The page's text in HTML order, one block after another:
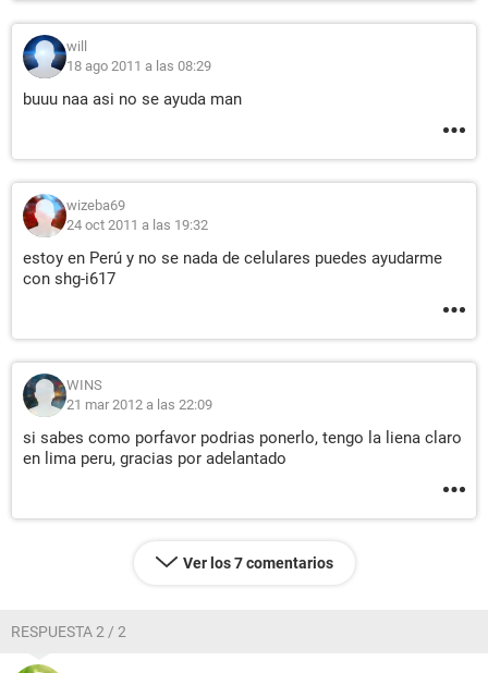
will
18 ago 2011 a las 08:29
buuu naa asi no se ayuda man
wizeba69
24 oct 2011 a las 19:32
estoy en Perú y no se nada de celulares puedes ayudarme
con shg-i617
WINS
21 mar 2012 a las 22:09
si sabes como porfavor podrias ponerlo, tengo la liena claro
en lima peru, gracias por adelantado
Ver los 7 comentarios
RESPUESTA 2 / 2